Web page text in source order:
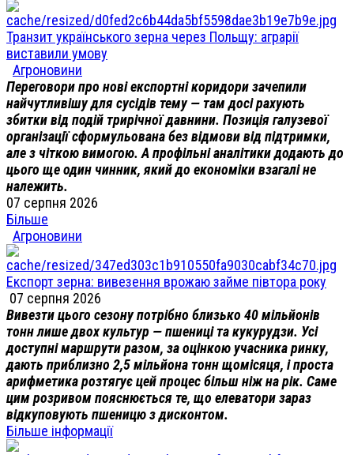
Транзит українського зерна через Польщу: аграрії
виставили умову
Агроновини
Переговори про нові експортні коридори зачепили
найчутливішу для сусідів тему — там досі рахують
збитки від подій трирічної давнини. Позиція галузевої
організації сформульована без відмови від підтримки,
але з чіткою вимогою. А профільні аналітики додають до
цього ще один чинник, який до економіки взагалі не
належить.
07 серпня 2026
Більше
Агроновини
Експорт зерна: вивезення врожаю займе півтора року
07 серпня 2026
Вивезти цього сезону потрібно близько 40 мільйонів
тонн лише двох культур — пшениці та кукурудзи. Усі
доступні маршрути разом, за оцінкою учасника ринку,
дають приблизно 2,5 мільйона тонн щомісяця, і проста
арифметика розтягує цей процес більш ніж на рік. Саме
цим розривом пояснюється те, що елеватори зараз
відкуповують пшеницю з дисконтом.
Більше інформації